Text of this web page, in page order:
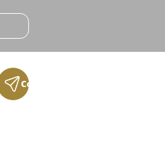
Compartilhar produto